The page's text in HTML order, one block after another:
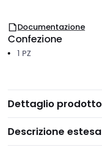
Documentazione
Confezione
1 PZ
Dettaglio prodotto
Descrizione estesa